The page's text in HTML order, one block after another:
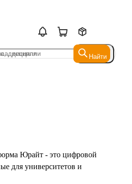
Найти
Найти
Юрайт - это цифровой
для университетов и